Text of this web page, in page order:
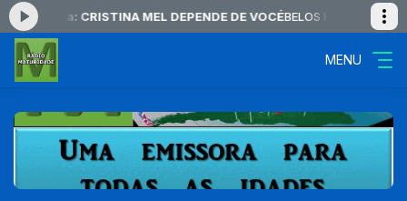
agora: CRISTINA MEL DEPENDE DE VOCÉBELOS HINOS das
MENU